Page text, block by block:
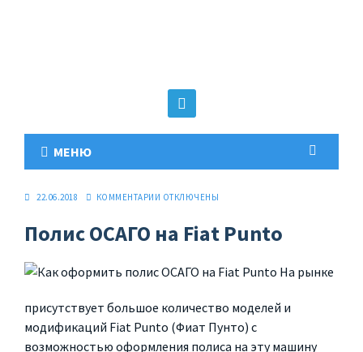
МЕНЮ
22.06.2018 КОММЕНТАРИИ ОТКЛЮЧЕНЫ
Полис ОСАГО на Fiat Punto
На рынке
присутствует большое количество моделей и
модификаций Fiat Punto (Фиат Пунто) с
возможностью оформления полиса на эту машину